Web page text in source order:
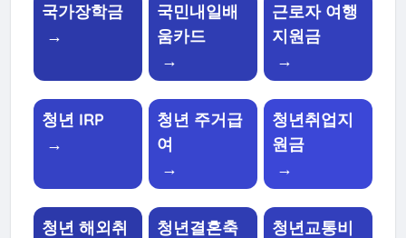
국가장학금
→
국민내일배
움카드
→
근로자 여행
지원금
→
청년 IRP
→
청년 주거급
여
→
청년취업지
원금
→
청년 해외취
청년결혼축
청년교통비